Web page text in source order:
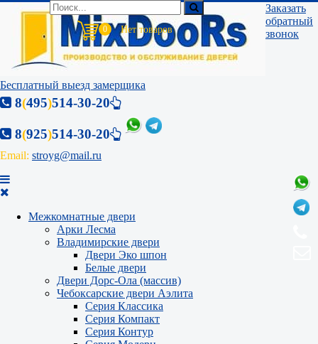
Заказать
обратный
звонок
Бесплатный выезд замерщика
8(495)514-30-20
8(925)514-30-20
Email: stroyg@mail.ru
0
Межкомнатные двери
Арки Лесма
Владимирские двери
Двери Эко шпон
Белые двери
Двери Дорс-Ола (массив)
Чебоксарские двери Аэлита
Серия Классика
Серия Компакт
Серия Контур